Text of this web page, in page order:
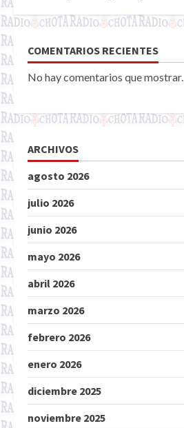
COMENTARIOS RECIENTES
No hay comentarios que mostrar.
ARCHIVOS
agosto 2026
julio 2026
junio 2026
mayo 2026
abril 2026
marzo 2026
febrero 2026
enero 2026
diciembre 2025
noviembre 2025